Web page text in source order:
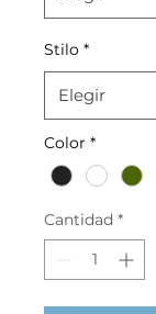
Stilo *
Color *
Cantidad *